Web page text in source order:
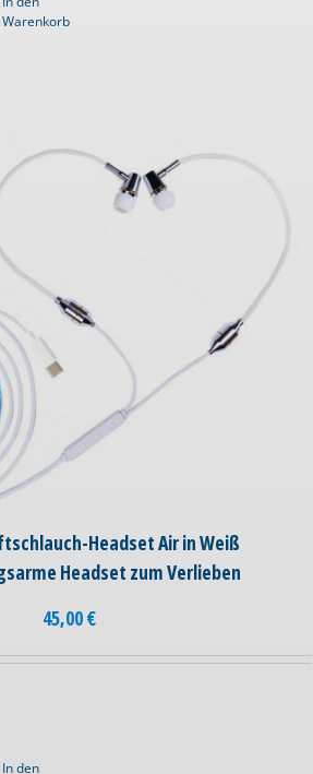
Warenkorb
Headset Air in Weiß
Headset zum Verlieben
45,00€
In den